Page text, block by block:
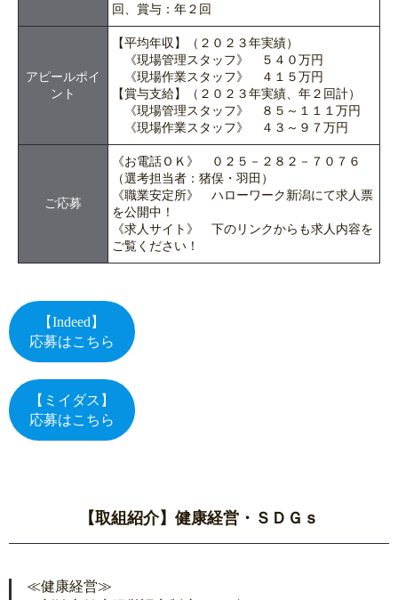
回、賞与：年２回
アピールポイ
ント
【平均年収】（２０２３年実績）
《現場管理スタッフ》 ５４０万円
《現場作業スタッフ》 ４１５万円
【賞与支給】（２０２３年実績、年２回計）
《現場管理スタッフ》 ８５～１１１万円
《現場作業スタッフ》 ４３～９７万円
ご応募
《お電話ＯＫ》 ０２５－２８２－７０７６
（選考担当者：猪俣・羽田）
《職業安定所》 ハローワーク新潟にて求人票
を公開中！
《求人サイト》 下のリンクからも求人内容を
ご覧ください！
【Indeed】
応募はこちら
【ミイダス】
応募はこちら
【取組紹介】健康経営・ＳＤＧｓ
≪健康経営≫